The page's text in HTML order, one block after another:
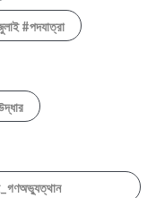
#পদযাত্রা